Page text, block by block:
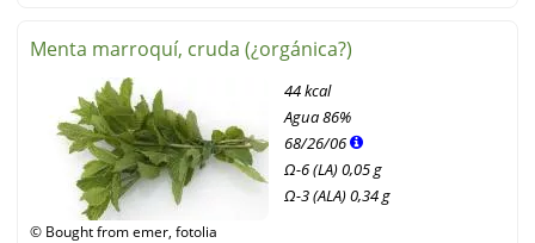
Menta marroquí, cruda (¿orgánica?)
© Bought from emer, fotolia
44 kcal
Agua86%
68/26/06
Ω-6 (LA) 0,05 g
Ω-3 (ALA) 0,34 g